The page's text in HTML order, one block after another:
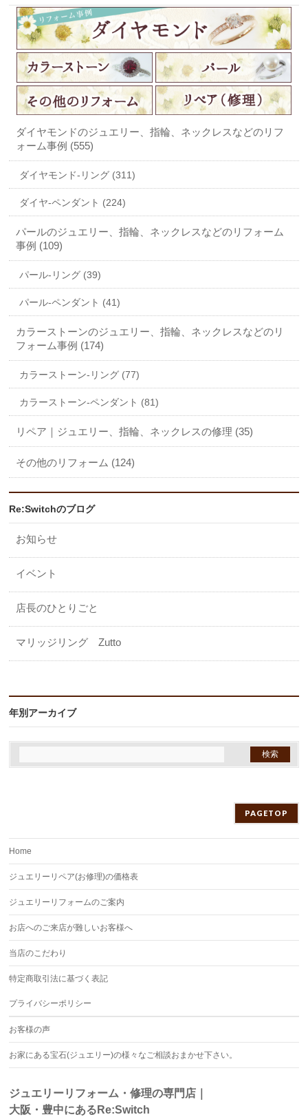
ダイヤモンドのジュエリー、指輪、ネックレスなどのリフ
ォーム事例 (555)
ダイヤモンド-リング (311)
ダイヤ-ペンダント (224)
パールのジュエリー、指輪、ネックレスなどのリフォーム
事例 (109)
パール-リング (39)
パール-ペンダント (41)
カラーストーンのジュエリー、指輪、ネックレスなどのリ
フォーム事例 (174)
カラーストーン-リング (77)
カラーストーン-ペンダント (81)
リペア｜ジュエリー、指輪、ネックレスの修理 (35)
その他のリフォーム (124)
Re:Switchのブログ
お知らせ
イベント
店長のひとりごと
マリッジリング Zutto
年別アーカイブ
PAGETOP
Home
ジュエリーリペア(お修理)の価格表
ジュエリーリフォームのご案内
お店へのご来店が難しいお客様へ
当店のこだわり
特定商取引法に基づく表記
プライバシーポリシー
お客様の声
お家にある宝石(ジュエリー)の様々なご相談おまかせ下さい。
ジュエリーリフォーム・修理の専門店｜
大阪・豊中にあるRe:Switch